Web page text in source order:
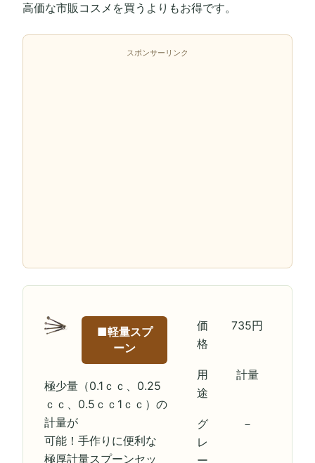
高価な市販コスメを買うよりもお得です。
スポンサーリンク
■軽量スプ
ーン
極少量（0.1ｃｃ、0.25
ｃｃ、0.5ｃｃ1ｃｃ）の
計量が
可能！手作りに便利な
極厚計量スプーンセッ
価
格
735円
用
途
計量
グ
レ
－